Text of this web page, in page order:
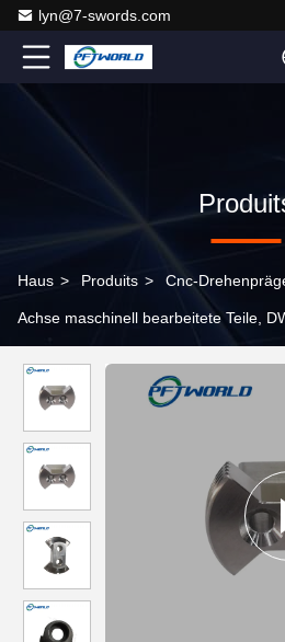
lyn@7-swords.com
Haus > Produits > Cnc-
Achse maschinell bearbeitete Teile,